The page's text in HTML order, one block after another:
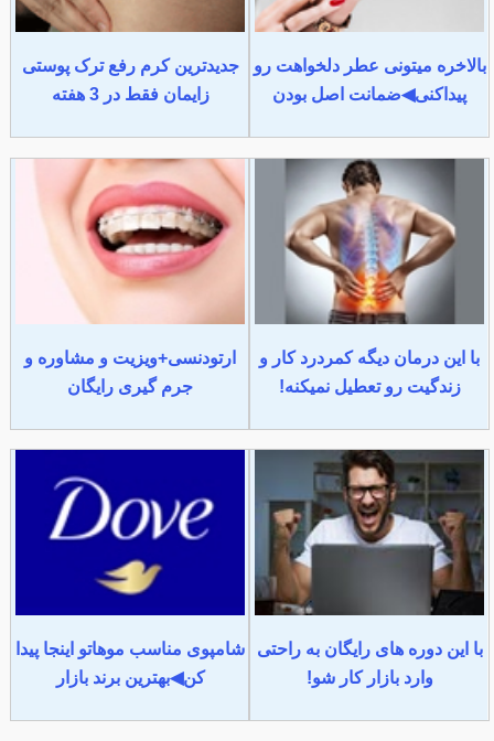
بالاخره میتونی عطر دلخواهت رو
پیداکنی◀ضمانت اصل بودن
جدیدترین کرم رفع ترک پوستی
زایمان فقط در 3 هفته
با این درمان دیگه کمردرد کار و
زندگیت رو تعطیل نمیکنه!
ارتودنسی+ویزیت و مشاوره و
جرم گیری رایگان
با این دوره های رایگان به راحتی
وارد بازار کار شو!
شامپوی مناسب موهاتو اینجا پیدا
کن◀بهترین برند بازار